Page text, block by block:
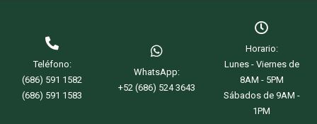
Teléfono:
(686) 591 1582
(686) 591 1583
WhatsApp:
+52 (686) 524 3643
Horario:
Lunes - Viernes de
8AM - 5PM
Sábados de 9AM -
1PM